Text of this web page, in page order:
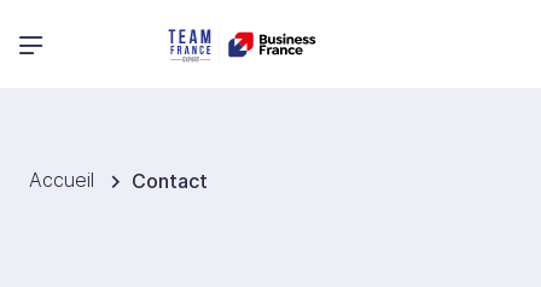
Menu principal
Accueil Contact